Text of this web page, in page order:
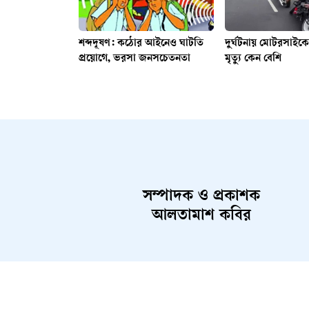
শব্দদূষণ: কঠোর আইনেও ঘাটতি
প্রয়োগে, ভরসা জনসচেতনতা
দুর্ঘটনায়
মৃত্যু কেন বেশি
সম্পাদক ও প্রকাশক
আলতামাশ কবির